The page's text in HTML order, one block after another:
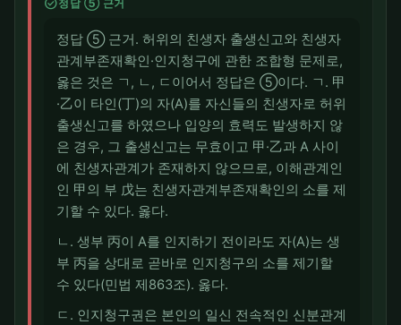
check_circle정답 ⑤ 근거
정답 ⑤ 근거. 허위의 친생자 출생신고와 친생자
관계부존재확인·인지청구에 관한 조합형 문제로,
옳은 것은 ㄱ, ㄴ, ㄷ이어서 정답은 ⑤이다. ㄱ. 甲
·乙이 타인(丁)의 자(A)를 자신들의 친생자로 허위
출생신고를 하였으나 입양의 효력도 발생하지 않
은 경우, 그 출생신고는 무효이고 甲·乙과 A 사이
에 친생자관계가 존재하지 않으므로, 이해관계인
인 甲의 부 戊는 친생자관계부존재확인의 소를 제
기할 수 있다. 옳다.
ㄴ. 생부 丙이 A를 인지하기 전이라도 자(A)는 생
부 丙을 상대로 곧바로 인지청구의 소를 제기할
수 있다(민법 제863조). 옳다.
ㄷ. 인지청구권은 본인의 일신 전속적인 신분관계